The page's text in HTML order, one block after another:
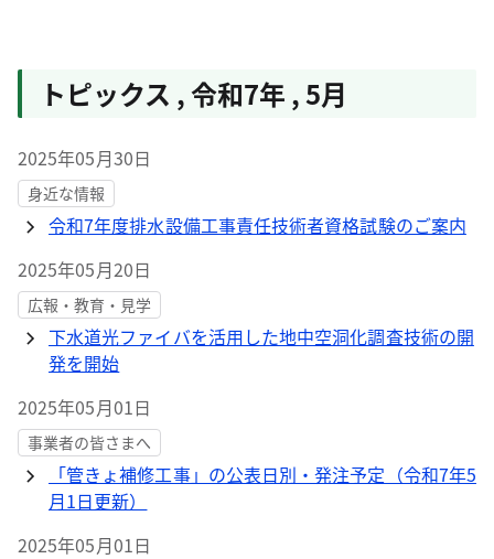
トピックス ,令和7年 ,5月
2025年05月30日
身近な情報
令和7年度排水設備工事責任技術者資格試験のご案内
2025年05月20日
広報・教育・見学
下水道光ファイバを活用した地中空洞化調査技術の開
発を開始
2025年05月01日
事業者の皆さまへ
「管きょ補修工事」の公表日別・発注予定（令和7年5
月1日更新）
2025年05月01日